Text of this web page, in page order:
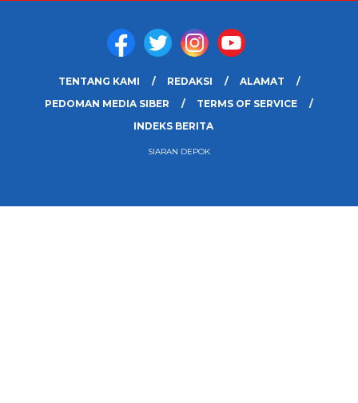
TENTANG KAMI REDAKSI
ALAMAT
PEDOMAN MEDIA SIBER
TERMS OF SERVICE
INDEKS BERITA
SIARAN DEPOK